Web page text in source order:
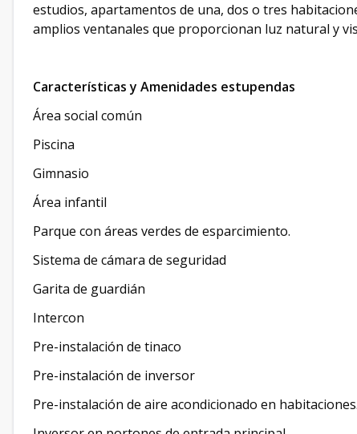
estudios, apartamentos de una, dos o tres
amplios ventanales que proporcionan luz natural y
Características y Amenidades estupendas
Área social común
Piscina
Gimnasio
Área infantil
Parque con áreas verdes de esparcimiento.
Sistema de cámara de seguridad
Garita de guardián
Intercon
Pre-instalación de tinaco
Pre-instalación de inversor
Pre-instalación de aire acondicionado en habitaciones.